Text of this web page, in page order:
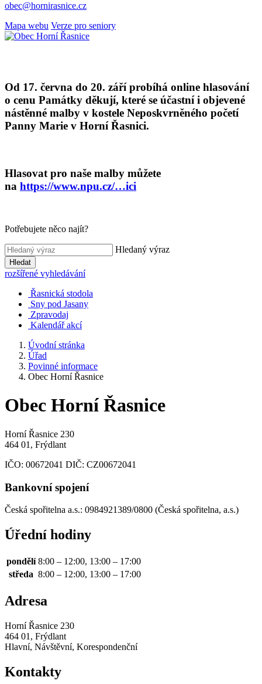
obec@hornirasnice.cz
Mapa webu Verze pro seniory
Od 17. června do 20. září probíhá online hlasování
o cenu Památky děkují, které se účastní i objevené
nástěnné malby v kostele Neposkvrněného početí
Panny Marie v Horní Řasnici.
Hlasovat pro naše malby můžete
na https://www.npu.cz/…ici
Potřebujete něco najít?
Hledaný výraz
Hledat
rozšířené vyhledávání
Řasnická stodola
Sny pod Jasany
Zpravodaj
Kalendář akcí
Úvodní stránka
Úřad
Povinné informace
Obec Horní Řasnice
Obec Horní Řasnice
Horní Řasnice 230
464 01, Frýdlant
IČO: 00672041 DIČ: CZ00672041
Bankovní spojení
Česká spořitelna a.s.: 0984921389/0800 (Česká spořitelna, a.s.)
Úřední hodiny
pondělí 8:00 – 12:00, 13:00 – 17:00
středa 8:00 – 12:00, 13:00 – 17:00
Adresa
Horní Řasnice 230
464 01, Frýdlant
Hlavní, Návštěvní, Korespondenční
Kontakty